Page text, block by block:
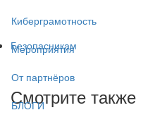
Киберграмотность
Мероприятия
От партнёров
БЛОГИ
Безопасникам
Смотрите также